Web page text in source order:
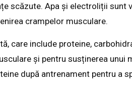
scăzute. Apa și electroliții sunt
crampelor musculare.
care include proteine,
și pentru susținerea unui
după antrenament pentru a